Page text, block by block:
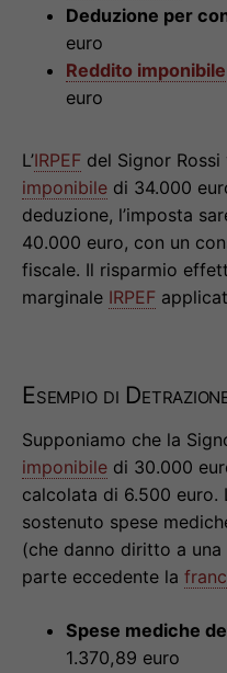
Deduzione per
euro
Reddito imponibile
euro
L’IRPEF del Signor
imponibile di 34.000
deduzione, l’imposta
40.000 euro, con un
fiscale. Il risparmio
marginale IRPEF
Esempio di
Supponiamo che la
imponibile di 30.000
calcolata di 6.500 euro.
sostenuto spese
(che danno diritto a una
parte eccedente la
Spese mediche
1.370,89 euro